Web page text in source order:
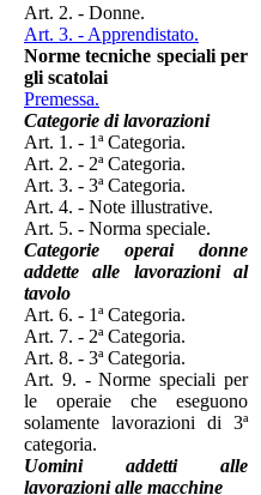
Art. 2. - Donne.
Art. 3. - Apprendistato.
Norme tecniche speciali per
gli scatolai
Premessa.
Categorie di lavorazioni
Art. 1. - 1ª Categoria.
Art. 2. - 2ª Categoria.
Art. 3. - 3ª Categoria.
Art. 4. - Note illustrative.
Art. 5. - Norma speciale.
Categorie operai donne
addette alle lavorazioni al
tavolo
Art. 6. - 1ª Categoria.
Art. 7. - 2ª Categoria.
Art. 8. - 3ª Categoria.
Art. 9. - Norme speciali per
le operaie che eseguono
solamente lavorazioni di 3ª
categoria.
Uomini addetti alle
lavorazioni alle macchine